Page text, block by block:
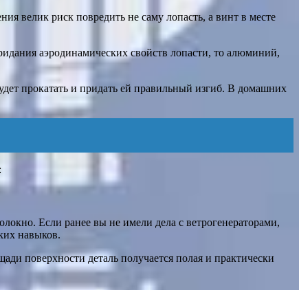
велик риск повредить не саму лопасть, а винт в месте
аэродинамических свойств лопасти, то алюминий,
прокатать и придать ей правильный изгиб. В домашних
Если ранее вы не имели дела с ветрогенераторами,
навыков.
поверхности деталь получается полая и практически